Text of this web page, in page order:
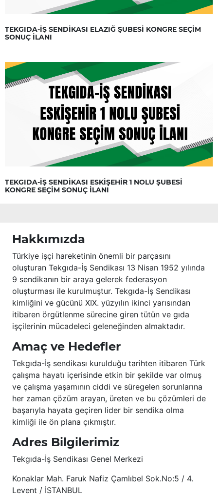
TEKGIDA-İŞ SENDİKASI ELAZIĞ ŞUBESİ KONGRE SEÇİM
SONUÇ İLANI
TEKGIDA-İŞ SENDİKASI ESKİŞEHİR 1 NOLU ŞUBESİ
KONGRE SEÇİM SONUÇ İLANI
Hakkımızda
Türkiye işçi hareketinin önemli bir parçasını
oluşturan Tekgıda-İş Sendikası 13 Nisan 1952 yılında
9 sendikanın bir araya gelerek federasyon
oluşturması ile kurulmuştur. Tekgıda-İş Sendikası
kimliğini ve gücünü XIX. yüzyılın ikinci yarısından
itibaren örgütlenme sürecine giren tütün ve gıda
işçilerinin mücadeleci geleneğinden almaktadır.
Amaç ve Hedefler
Tekgıda-İş sendikası kurulduğu tarihten itibaren Türk
çalışma hayatı içerisinde etkin bir şekilde var olmuş
ve çalışma yaşamının ciddi ve süregelen sorunlarına
her zaman çözüm arayan, üreten ve bu çözümleri de
başarıyla hayata geçiren lider bir sendika olma
kimliği ile ön plana çıkmıştır.
Adres Bilgilerimiz
Tekgıda-İş Sendikası Genel Merkezi
Konaklar Mah. Faruk Nafiz Çamlıbel Sok.No:5 / 4.
Levent / İSTANBUL